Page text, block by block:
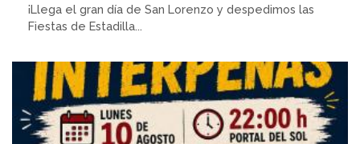
¡Llega el gran día de San Lorenzo y despedimos las
Fiestas de Estadilla...